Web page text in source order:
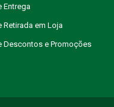
Entrega
Retirada em Loja
Descontos e Promoções